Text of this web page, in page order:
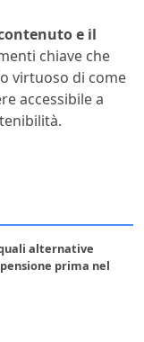
e il
chiave che
virtuoso di come
accessibile a
alternative
prima nel